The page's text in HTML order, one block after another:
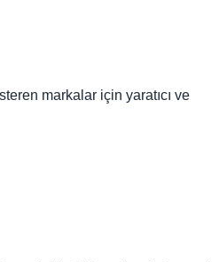
markalar için yaratıcı ve